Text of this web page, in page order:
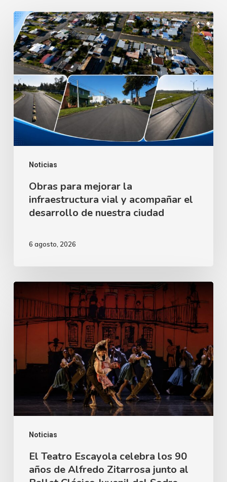
Noticias
Obras
para
mejorar
la
infraestructura
vial
y
acompañar
el
desarrollo
nuestra
ciudad
Obras para mejorar la
infraestructura vial y acompañar el
desarrollo de nuestra ciudad
6 agosto, 2026
Noticias
Teatro
Escayola
los
90
Alfredo
Zitarrosa
juntoEl Teatro Escayola celebra los 90
años de Alfredo Zitarrosa junto al